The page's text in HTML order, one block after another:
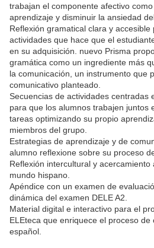
trabajan el componente afectivo
aprendizaje y disminuir la ansiedad
Reflexión gramatical clara y
actividades que hace que el
en su adquisición. nuevo Prisma
gramática como un ingrediente más
la comunicación, un instrumento que
comunicativo planteado.
Secuencias de actividades centradas
para que los alumnos trabajen juntos
tareas optimizando su propio
miembros del grupo.
Estrategias de aprendizaje y de
alumno reflexione sobre su proceso
Reflexión intercultural y
mundo hispano.
Apéndice con un examen de
dinámica del examen DELE A2.
Material digital e interactivo para el
ELEteca que enriquece el proceso
español.